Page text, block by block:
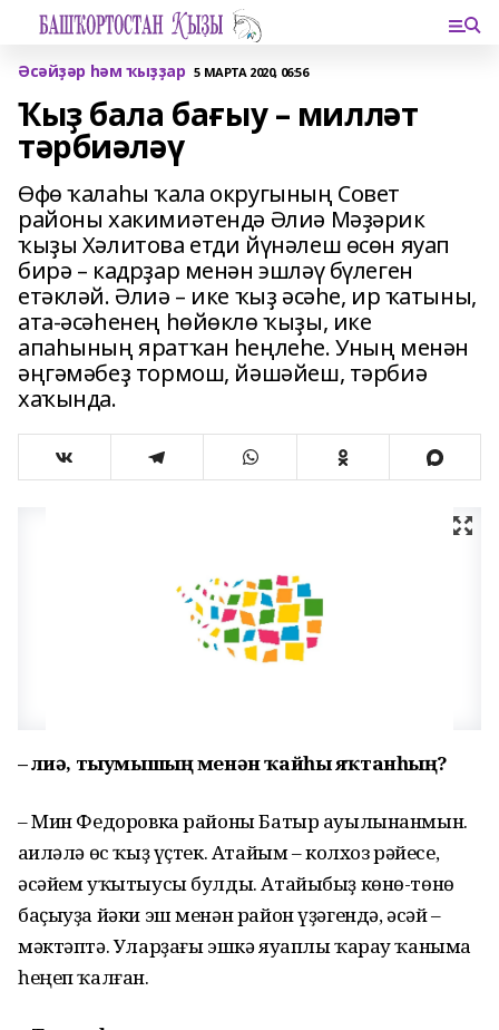
Әсәйҙәр һәм ҡыҙҙар 5 МАРТА 2020, 06:56
Ҡыҙ бала бағыу – милләт
тәрбиәләү
Өфө ҡалаһы ҡала округының Совет
районы хакимиәтендә Әлиә Мәҙәрик
ҡыҙы Хәлитова етди йүнәлеш өсөн яуап
бирә – кадрҙар менән эшләү бүлеген
етәкләй. Әлиә – ике ҡыҙ әсәһе, ир ҡатыны,
ата-әсәһенең һөйөклө ҡыҙы, ике
апаһының яратҡан һеңлеһе. Уның менән
әңгәмәбеҙ тормош, йәшәйеш, тәрбиә
хаҡында.
– Әлиә, тыумышың менән ҡайһы яҡтанһың?
– Мин Федоровка районы Батыр ауылынанмын.
Ғаиләлә өс ҡыҙ үҫтек. Атайым – колхоз рәйесе,
әсәйем уҡытыусы булды. Атайыбыҙ көнө-төнө
баҫыуҙа йәки эш менән район үҙәгендә, әсәй –
мәктәптә. Уларҙағы эшкә яуаплы ҡарау ҡаныма
һеңеп ҡалған.